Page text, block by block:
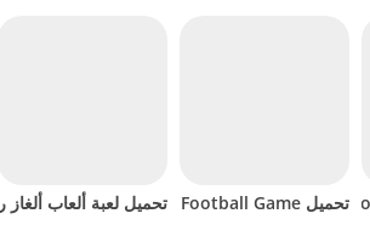
تحميل Soccer Hero PvP Football Game مهكرة للاندرويد 2024 تحميل لعبة ألعاب ألغاز